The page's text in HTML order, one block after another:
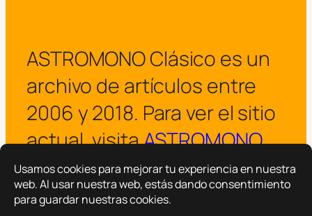
ASTROMONO Clásico es un
archivo de artículos entre
2006 y 2018. Para ver el sitio
actual, visitaASTROMONO.
¡Visitar ASTROMONO ya!